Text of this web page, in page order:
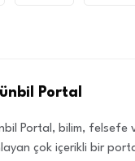
Portal
Portal, bilim, felsefe
çok içerikli bir